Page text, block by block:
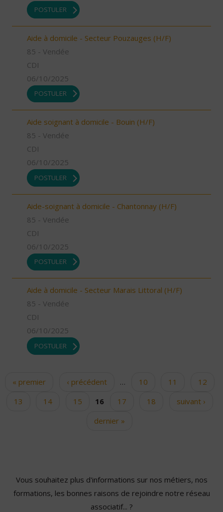
POSTULER
Aide à domicile - Secteur Pouzauges (H/F)
85 - Vendée
CDI
06/10/2025
POSTULER
Aide soignant à domicile - Bouin (H/F)
85 - Vendée
CDI
06/10/2025
POSTULER
Aide-soignant à domicile - Chantonnay (H/F)
85 - Vendée
CDI
06/10/2025
POSTULER
Aide à domicile - Secteur Marais Littoral (H/F)
85 - Vendée
CDI
06/10/2025
POSTULER
Pages
« premier ‹ précédent … 10 11
12
13
14 15 16 17 18
suivant ›
dernier »
Vous souhaitez plus d'informations sur nos métiers, nos
formations, les bonnes raisons de rejoindre notre réseau
associatif... ?